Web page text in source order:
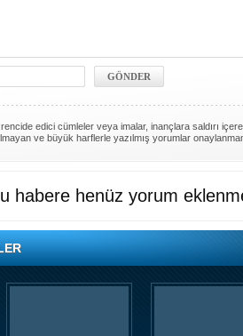
edici cümleler veya imalar, inançlara saldırı
ve büyük harflerle yazılmış yorumlar
habere henüz yorum